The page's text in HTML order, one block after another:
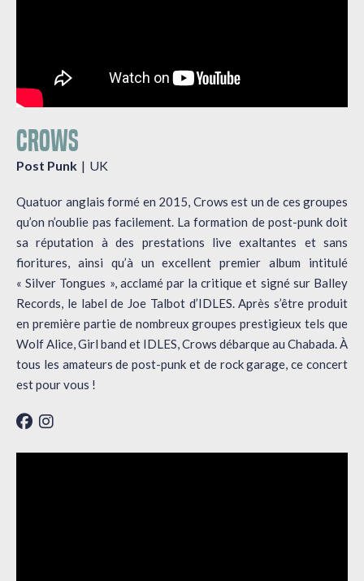
CROWS
Post Punk UK
Quatuor anglais formé en 2015, Crows est un de ces groupes
qu’on n’oublie pas facilement. La formation de post-punk doit
sa réputation à des prestations live exaltantes et sans
fioritures, ainsi qu’à un excellent premier album intitulé
« Silver Tongues », acclamé par la critique et signé sur Balley
Records, le label de Joe Talbot d’IDLES. Après s’être produit
en première partie de nombreux groupes prestigieux tels que
Wolf Alice, Girl band et IDLES, Crows débarque au Chabada. À
tous les amateurs de post-punk et de rock garage, ce concert
est pour vous !